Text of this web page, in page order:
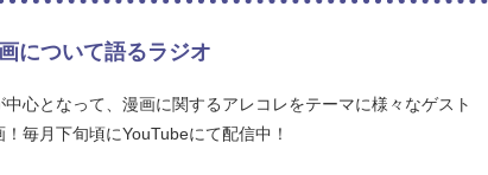
について語るラジオ
心となって、漫画に関するアレコレをテーマに様々なゲスト
毎月下旬頃にYouTubeにて配信中！